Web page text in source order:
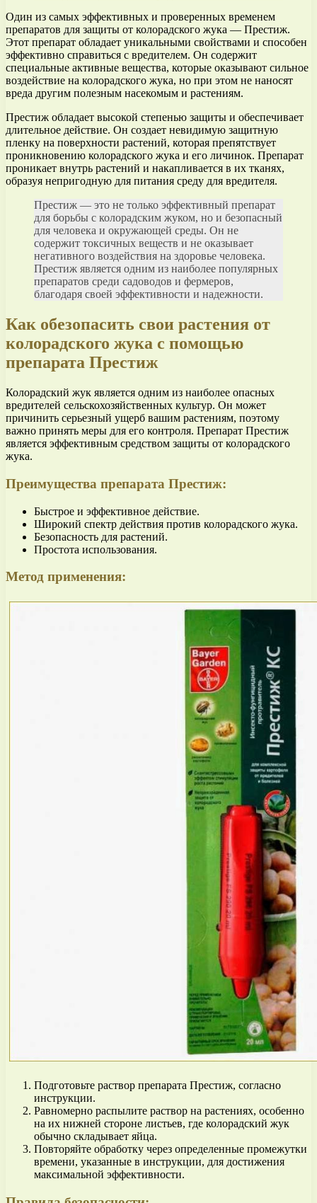
Один из самых эффективных и проверенных временем
препаратов для защиты от колорадского жука — Престиж.
Этот препарат обладает уникальными свойствами и способен
эффективно справиться с вредителем. Он содержит
специальные активные вещества, которые оказывают сильное
воздействие на колорадского жука, но при этом не наносят
вреда другим полезным насекомым и растениям.
Престиж обладает высокой степенью защиты и обеспечивает
длительное действие. Он создает невидимую защитную
пленку на поверхности растений, которая препятствует
проникновению колорадского жука и его личинок. Препарат
проникает внутрь растений и накапливается в их тканях,
образуя непригодную для питания среду для вредителя.
Престиж — это не только эффективный препарат
для борьбы с колорадским жуком, но и безопасный
для человека и окружающей среды. Он не
содержит токсичных веществ и не оказывает
негативного воздействия на здоровье человека.
Престиж является одним из наиболее популярных
препаратов среди садоводов и фермеров,
благодаря своей эффективности и надежности.
Как обезопасить свои растения от
колорадского жука с помощью
препарата Престиж
Колорадский жук является одним из наиболее опасных
вредителей сельскохозяйственных культур. Он может
причинить серьезный ущерб вашим растениям, поэтому
важно принять меры для его контроля. Препарат Престиж
является эффективным средством защиты от колорадского
жука.
Преимущества препарата Престиж:
Быстрое и эффективное действие.
Широкий спектр действия против колорадского жука.
Безопасность для растений.
Простота использования.
Метод применения:
Подготовьте раствор препарата Престиж, согласно
инструкции.
Равномерно распылите раствор на растениях, особенно
на их нижней стороне листьев, где колорадский жук
обычно складывает яйца.
Повторяйте обработку через определенные промежутки
времени, указанные в инструкции, для достижения
максимальной эффективности.